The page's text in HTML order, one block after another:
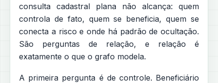
consulta cadastral plana não alcança: quem
controla de fato, quem se beneficia, quem se
conecta a risco e onde há padrão de ocultação.
São perguntas de relação, e relação é
exatamente o que o grafo modela.
A primeira pergunta é de controle. Beneficiário